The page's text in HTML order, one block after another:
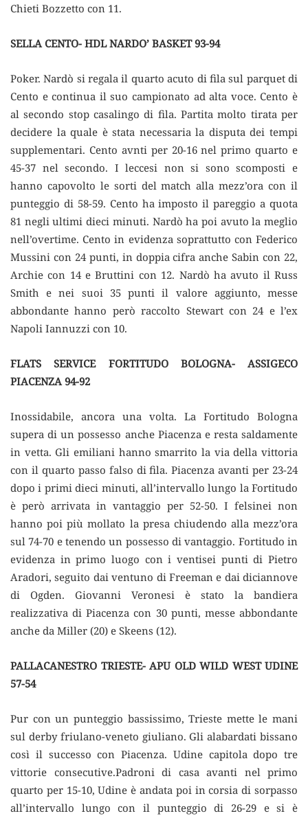
Chieti Bozzetto con 11.
SELLA CENTO- HDL NARDO’ BASKET 93-94
Poker. Nardò si regala il quarto acuto di fila sul parquet di
Cento e continua il suo campionato ad alta voce. Cento è
al secondo stop casalingo di fila. Partita molto tirata per
decidere la quale è stata necessaria la disputa dei tempi
supplementari. Cento avnti per 20-16 nel primo quarto e
45-37 nel secondo. I leccesi non si sono scomposti e
hanno capovolto le sorti del match alla mezz’ora con il
punteggio di 58-59. Cento ha imposto il pareggio a quota
81 negli ultimi dieci minuti. Nardò ha poi avuto la meglio
nell’overtime. Cento in evidenza soprattutto con Federico
Mussini con 24 punti, in doppia cifra anche Sabin con 22,
Archie con 14 e Bruttini con 12. Nardò ha avuto il Russ
Smith e nei suoi 35 punti il valore aggiunto, messe
abbondante hanno però raccolto Stewart con 24 e l’ex
Napoli Iannuzzi con 10.
FLATS SERVICE FORTITUDO BOLOGNA- ASSIGECO
PIACENZA 94-92
Inossidabile, ancora una volta. La Fortitudo Bologna
supera di un possesso anche Piacenza e resta saldamente
in vetta. Gli emiliani hanno smarrito la via della vittoria
con il quarto passo falso di fila. Piacenza avanti per 23-24
dopo i primi dieci minuti, all’intervallo lungo la Fortitudo
è però arrivata in vantaggio per 52-50. I felsinei non
hanno poi più mollato la presa chiudendo alla mezz’ora
sul 74-70 e tenendo un possesso di vantaggio. Fortitudo in
evidenza in primo luogo con i ventisei punti di Pietro
Aradori, seguito dai ventuno di Freeman e dai diciannove
di Ogden. Giovanni Veronesi è stato la bandiera
realizzativa di Piacenza con 30 punti, messe abbondante
anche da Miller (20) e Skeens (12).
PALLACANESTRO TRIESTE- APU OLD WILD WEST UDINE
57-54
Pur con un punteggio bassissimo, Trieste mette le mani
sul derby friulano-veneto giuliano. Gli alabardati bissano
così il successo con Piacenza. Udine capitola dopo tre
vittorie consecutive.Padroni di casa avanti nel primo
quarto per 15-10, Udine è andata poi in corsia di sorpasso
all’intervallo lungo con il punteggio di 26-29 e si è